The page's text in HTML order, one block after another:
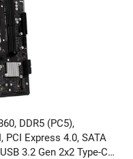
DDR5 (PC5),
PCI Express 4.0, SATA
3.2 Gen 2x2 Type-C,